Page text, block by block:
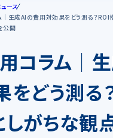
ュース
│生成AIの費用対効果をどう測る？ROI
公開
用コラム│
をどう測る
しがちな観